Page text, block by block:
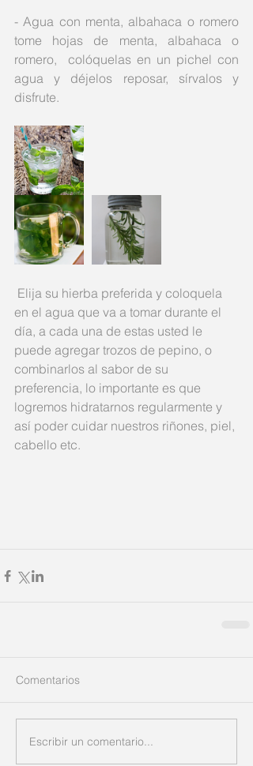
- Agua con menta, albahaca o romero
tome hojas de menta, albahaca o
romero,  colóquelas en un pichel con
agua y déjelos reposar, sírvalos y
disfrute.
en el agua que va a tomar durante el
día, a cada una de estas usted le
puede agregar trozos de pepino, o
combinarlos al sabor de su
preferencia, lo importante es que
logremos hidratarnos regularmente y
así poder cuidar nuestros riñones, piel,
cabello etc.
Comentarios
Escribir un comentario...